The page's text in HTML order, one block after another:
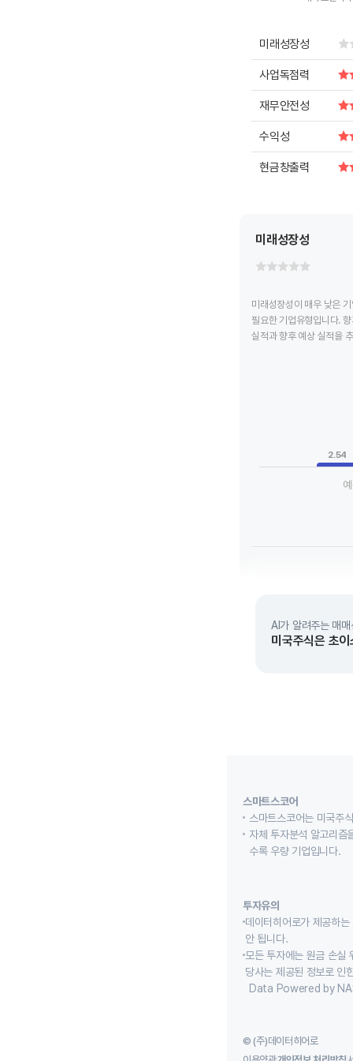
미래성장성
사업독점력
재무안전성
수익성
현금창출력
미래성장성
미래성장성이 매우 낮은
필요한 기업유형입니다.
실적과 향후 예상 실적을
2.54
AI가 알려주는 매매
미국주식은 초
스마트스코어
스마트스코어는 미국주
자체 투자분석 알고리즘
수록 우량 기업입니다.
투자유의
데이터히어로가 제공하
안 됩니다.
모든 투자에는 원금 손실
당사는 제공된 정보로 인
Data Powered by
© (주)데이터히어로